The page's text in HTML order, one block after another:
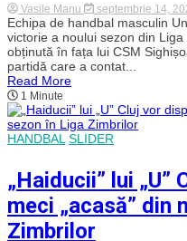
Vasile Manu septembrie 14,
Echipa de handbal masculin
victorie a noului sezon din
obținută în fața lui CSM
partidă care a contat...
Read More
1 Minute
HANDBAL SLIDER
„Haiducii” lui
meci „acasă” din
Zimbrilor